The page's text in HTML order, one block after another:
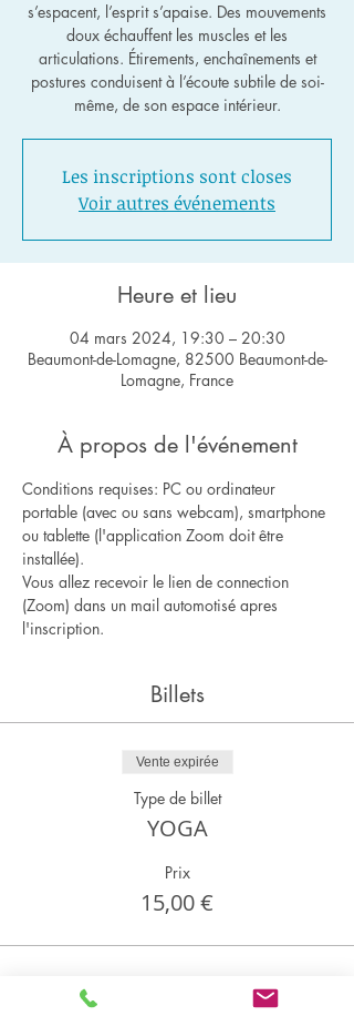
s’espacent, l’esprit s’apaise. Des mouvements
doux échauffent les muscles et les
articulations. Étirements, enchaînements et
postures conduisent à l’écoute subtile de soi-
même, de son espace intérieur.
Les inscriptions sont closes
Voir autres événements
Heure et lieu
04 mars 2024, 19:30 – 20:30
Beaumont-de-Lomagne, 82500 Beaumont-de-
Lomagne, France
À propos de l'événement
Conditions requises: PC ou ordinateur
portable (avec ou sans webcam), smartphone
ou tablette (l'application Zoom doit être
installée).
Vous allez recevoir le lien de connection
(Zoom) dans un mail automotisé apres
l'inscription.
Billets
Vente expirée
Type de billet
YOGA
Prix
15,00 €
Partager cet événement